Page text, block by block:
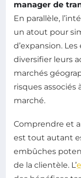
manager de
En parallèle,
un atout pour
d’expansion.
diversifier leurs
marchés
risques associés
marché.
Comprendre et
est tout autant
embûches
de la clientèle. L’